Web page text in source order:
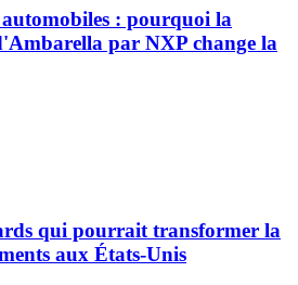
automobiles : pourquoi la
par NXP change la
qui pourrait transformer la
aux États-Unis